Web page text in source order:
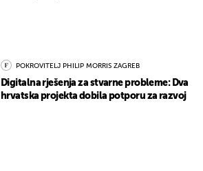
POKROVITELJ PHILIP MORRIS ZAGREB
Digitalna rješenja za stvarne probleme: Dva
hrvatska projekta dobila potporu za razvoj